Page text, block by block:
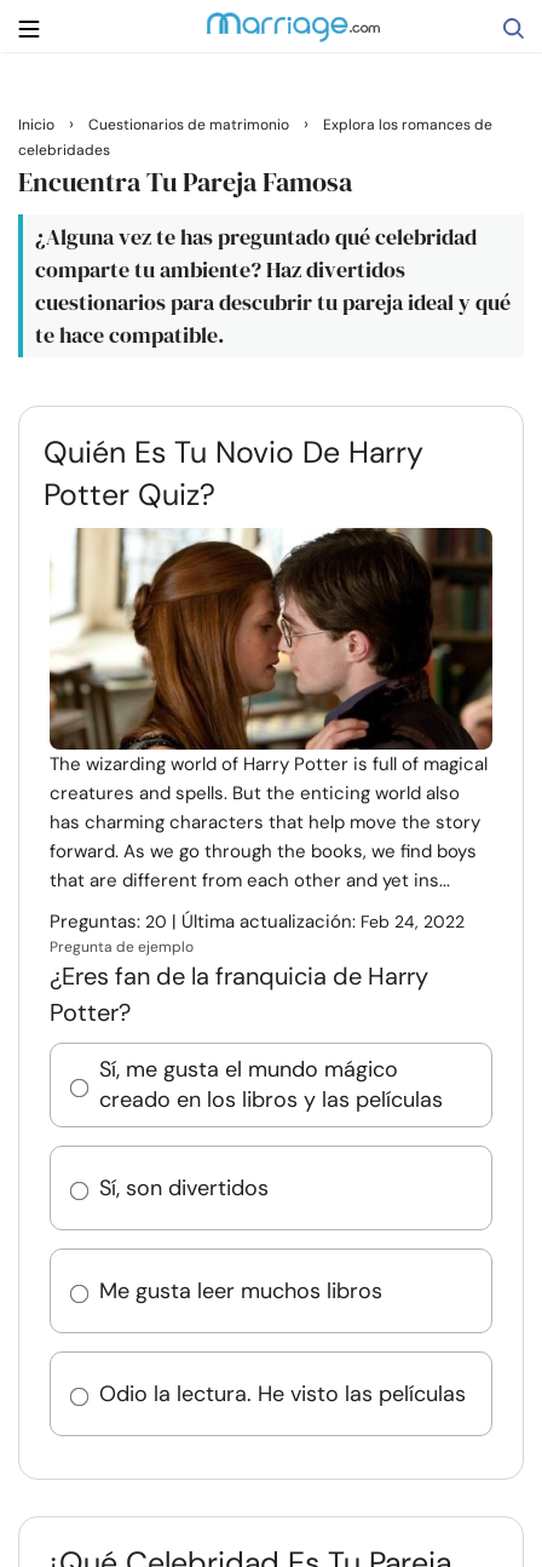
Buscar
Casarse
Relaciones
Familia
Ayuda
Cursos
Recursos
Comunidad
Encuentra un terapeuta
Idioma ES
Sobre nosotros Contáctanos Escríbenos
Publicidad con
nosotros
© Copyright 2026. Todos los derechos reservados.
Inicio › Cuestionarios de matrimonio ›
Explora los romances de
celebridades
Encuentra Tu Pareja Famosa
¿Alguna vez te has preguntado qué celebridad
comparte tu ambiente? Haz divertidos
cuestionarios para descubrir tu pareja ideal y qué
te hace compatible.
Quién Es Tu Novio De Harry
Potter Quiz?
The wizarding world of Harry Potter is full of magical
creatures and spells. But the enticing world also
has charming characters that help move the story
forward. As we go through the books, we find boys
that are different from each other and yet ins...
Preguntas: 20 | Última actualización: Feb 24, 2022
Pregunta de ejemplo
¿Eres fan de la franquicia de Harry
Potter?
Sí, me gusta el mundo mágico
creado en los libros y las películas
Sí, son divertidos
Me gusta leer muchos libros
Odio la lectura. He visto las películas